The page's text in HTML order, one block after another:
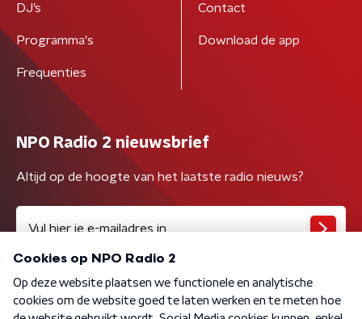
DJ’s
Programma's
Frequenties
Contact
Download de app
NPO Radio 2 nieuwsbrief
Altijd op de hoogte van het laatste radio nieuws?